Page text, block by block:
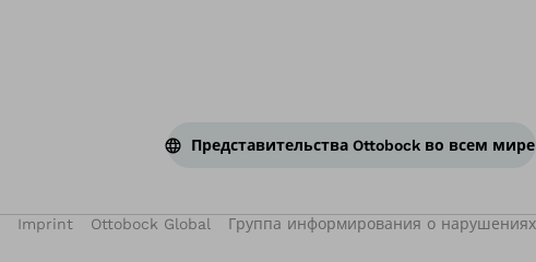
Представительства Ottobock во всем мире
Imprint Ottobock Global Группа информирования о нарушениях